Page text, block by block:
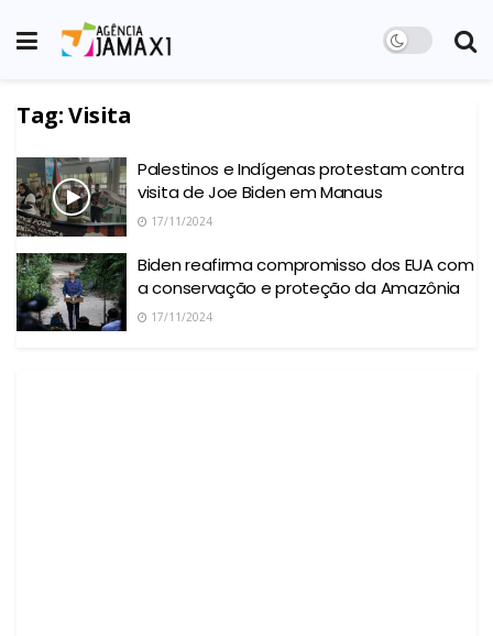
Tag:Visita
Palestinos e Indígenas protestam contra
visita de Joe Biden em Manaus
17/11/2024
Biden reafirma compromisso dos EUA com
a conservação e proteção da Amazônia
17/11/2024